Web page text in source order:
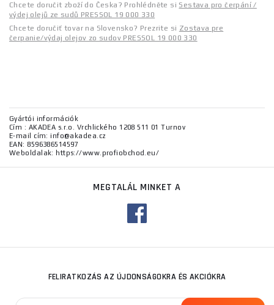
Chcete doručit zboží do Česka? Prohlédněte si Sestava pro čerpání /
výdej olejů ze sudů PRESSOL 19 000 330
Chcete doručiť tovar na Slovensko? Prezrite si Zostava pre
čerpanie/výdaj olejov zo sudov PRESSOL 19 000 330
Gyártói információk
Cím : AKADEA s.r.o. Vrchlického 1208 511 01 Turnov
E-mail cím: info@akadea.cz
EAN: 8596386514597
Weboldalak: https://www.profiobchod.eu/
MEGTALÁL MINKET A
FELIRATKOZÁS AZ ÚJDONSÁGOKRA ÉS AKCIÓKRA